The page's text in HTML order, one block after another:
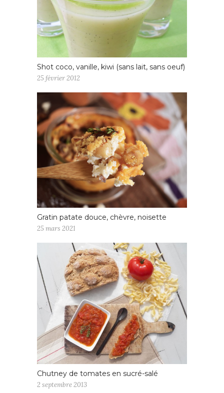
Shot coco, vanille, kiwi (sans lait, sans oeuf)
25 février 2012
Gratin patate douce, chèvre, noisette
25 mars 2021
Chutney de tomates en sucré-salé
2 septembre 2013